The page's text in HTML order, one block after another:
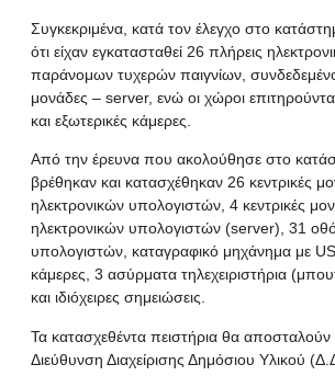
Συγκεκριμένα, κατά τον έλεγχο στο
ότι είχαν εγκατασταθεί 26 πλήρεις
παράνομων τυχερών παιγνίων,
μονάδες – server, ενώ οι χώροι
και εξωτερικές κάμερες.
Από την έρευνα που ακολούθησε στο
βρέθηκαν και κατασχέθηκαν 26 κεντρικές
ηλεκτρονικών υπολογιστών, 4 κεντρικές
ηλεκτρονικών υπολογιστών (server), 31
υπολογιστών, καταγραφικό μηχάνημα με
κάμερες, 3 ασύρματα τηλεχειριστήρια
και ιδιόχειρες σημειώσεις.
Τα κατασχεθέντα πειστήρια θα αποσταλούν
Διεύθυνση Διαχείρισης Δημόσιου Υλικού